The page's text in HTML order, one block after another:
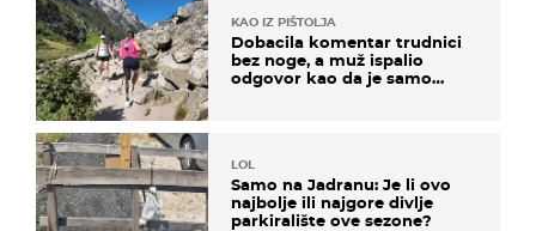
KAO IZ PIŠTOLJA
Dobacila komentar trudnici
bez noge, a muž ispalio
odgovor kao da je samo
LOL
Samo na Jadranu: Je li ovo
najbolje ili najgore divlje
parkiralište ove sezone?